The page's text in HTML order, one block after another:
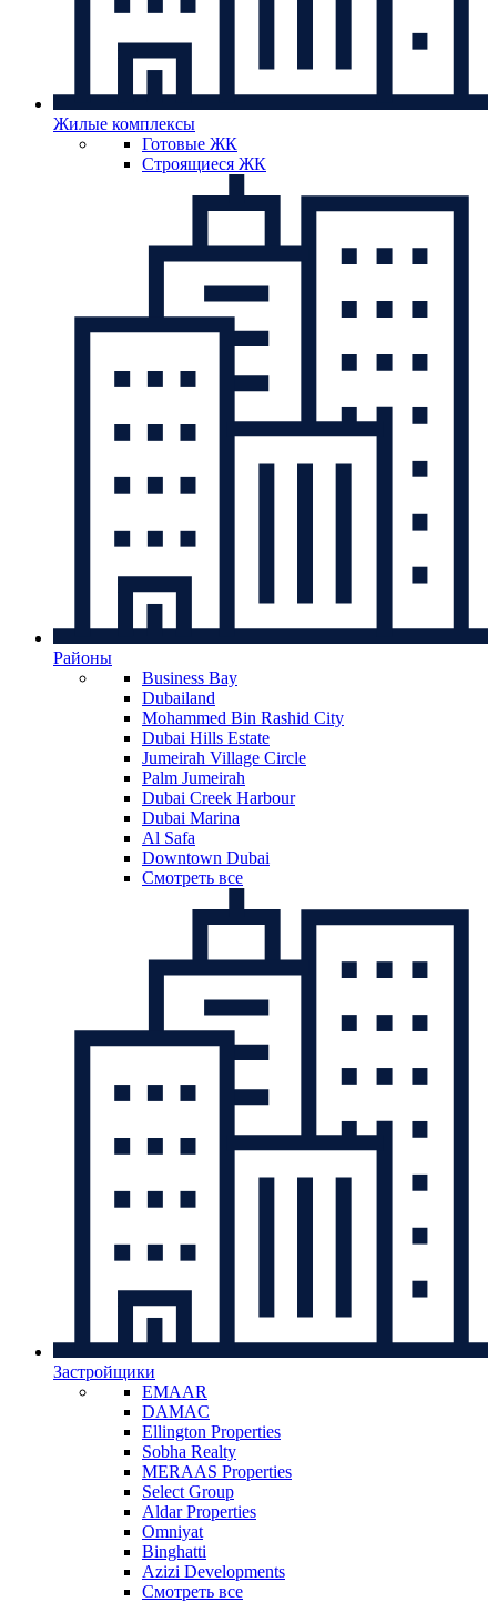
Жилые комплексы
Готовые ЖК
Строящиеся ЖК
Районы
Business Bay
Dubailand
Mohammed Bin Rashid City
Dubai Hills Estate
Jumeirah Village Circle
Palm Jumeirah
Dubai Creek Harbour
Dubai Marina
Al Safa
Downtown Dubai
Смотреть все
Застройщики
EMAAR
DAMAC
Ellington Properties
Sobha Realty
MERAAS Properties
Select Group
Aldar Properties
Omniyat
Binghatti
Azizi Developments
Смотреть все